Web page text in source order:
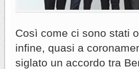
Così come ci sono stati
infine, quasi a
siglato un accordo tra